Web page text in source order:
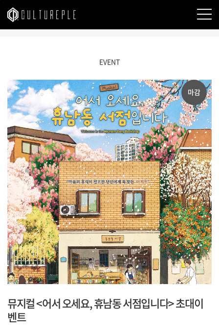
본문바로가기
EVENT
마감
뮤지컬 <어서 오세요, 휴남동 서점입니다> 초대이
벤트